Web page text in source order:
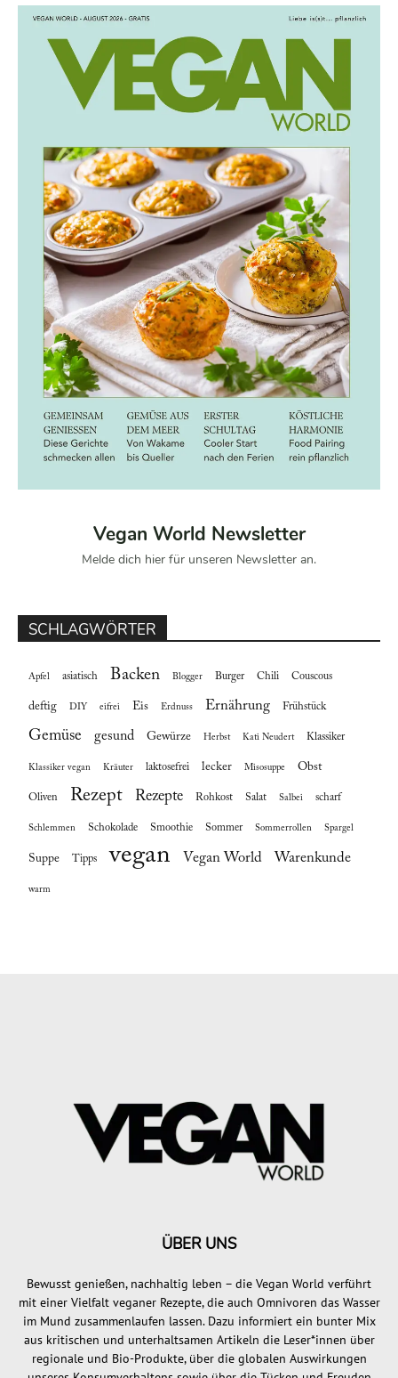
Vegan World Newsletter
Melde dich hier für unseren Newsletter an.
SCHLAGWÖRTER
Apfel asiatisch Backen Blogger Burger Chili Couscous
deftig DIY eifrei Eis Erdnuss Ernährung Frühstück
Gemüse gesund Gewürze Herbst Kati Neudert Klassiker
Klassiker vegan Kräuter laktosefrei lecker Misosuppe Obst
Oliven Rezept Rezepte Rohkost Salat Salbei scharf
Schlemmen Schokolade Smoothie Sommer Sommerrollen Spargel
Suppe Tipps vegan Vegan World Warenkunde
warm
ÜBER UNS
Bewusst genießen, nachhaltig leben – die Vegan World verführt
mit einer Vielfalt veganer Rezepte, die auch Omnivoren das Wasser
im Mund zusammenlaufen lassen. Dazu informiert ein bunter Mix
aus kritischen und unterhaltsamen Artikeln die Leser*innen über
regionale und Bio-Produkte, über die globalen Auswirkungen